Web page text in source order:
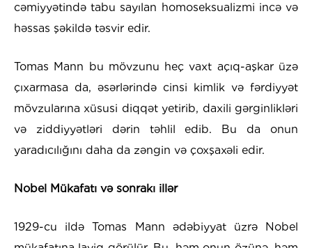
cəmiyyətində tabu sayılan homoseksualizmi incə və
həssas şəkildə təsvir edir.
Tomas Mann bu mövzunu heç vaxt açıq-aşkar üzə
çıxarmasa da, əsərlərində cinsi kimlik və fərdiyyət
mövzularına xüsusi diqqət yetirib, daxili gərginlikləri
və ziddiyyətləri dərin təhlil edib. Bu da onun
yaradıcılığını daha da zəngin və çoxşaxəli edir.
Nobel Mükafatı və sonrakı illər
1929-cu ildə Tomas Mann ədəbiyyat üzrə Nobel